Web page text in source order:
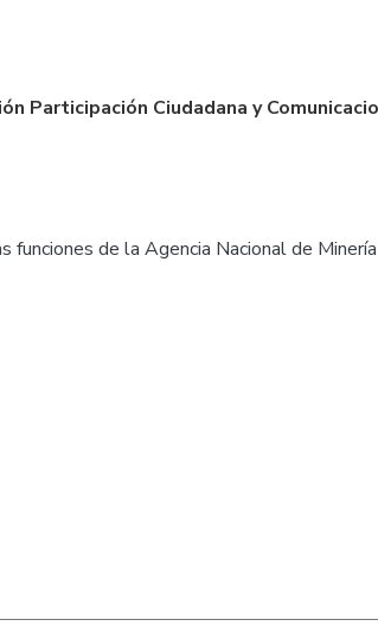
Participación Ciudadana y
funciones de la Agencia Nacional de